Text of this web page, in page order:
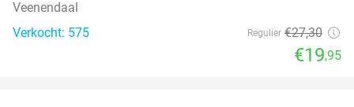
Veenendaal
Verkocht: 575
Regulier €27,30
€19,95